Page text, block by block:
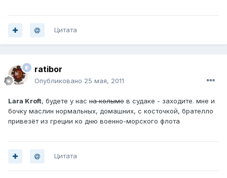
Цитата
ratibor
Опубликовано 25 мая, 2011
Lara Kroft, будете у нас на колыме в судаке - заходите. мне и
бочку маслин нормальных, домашних, с косточкой, брателло
привезёт из греции ко дню военно-морского флота
Цитата